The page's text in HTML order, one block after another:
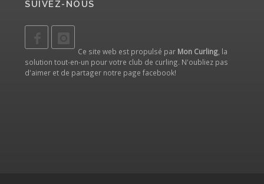
SUIVEZ-NOUS
Ce site web est propulsé par Mon Curling , la
solution tout-en-un pour votre club de curling. N'oubliez pas
d'aimer et de partager notre page facebook!